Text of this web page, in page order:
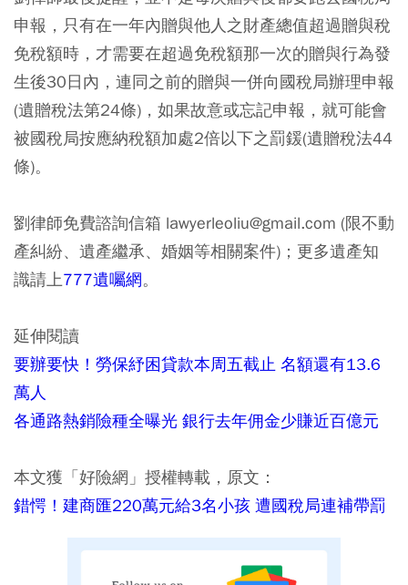
申報，只有在一年內贈與他人之財產總值超過贈與稅
免稅額時，才需要在超過免稅額那一次的贈與行為發
生後30日內，連同之前的贈與一併向國稅局辦理申報
(遺贈稅法第24條)，如果故意或忘記申報，就可能會
被國稅局按應納稅額加處2倍以下之罰鍰(遺贈稅法44
條)。
劉律師免費諮詢信箱 lawyerleoliu@gmail.com (限不動
產糾紛、遺產繼承、婚姻等相關案件)；更多遺產知
識請上777遺囑網。
延伸閱讀
要辦要快！勞保紓困貸款本周五截止 名額還有13.6
萬人
各通路熱銷險種全曝光 銀行去年佣金少賺近百億元
本文獲「好險網」授權轉載，原文：
錯愕！建商匯220萬元給3名小孩 遭國稅局連補帶罰